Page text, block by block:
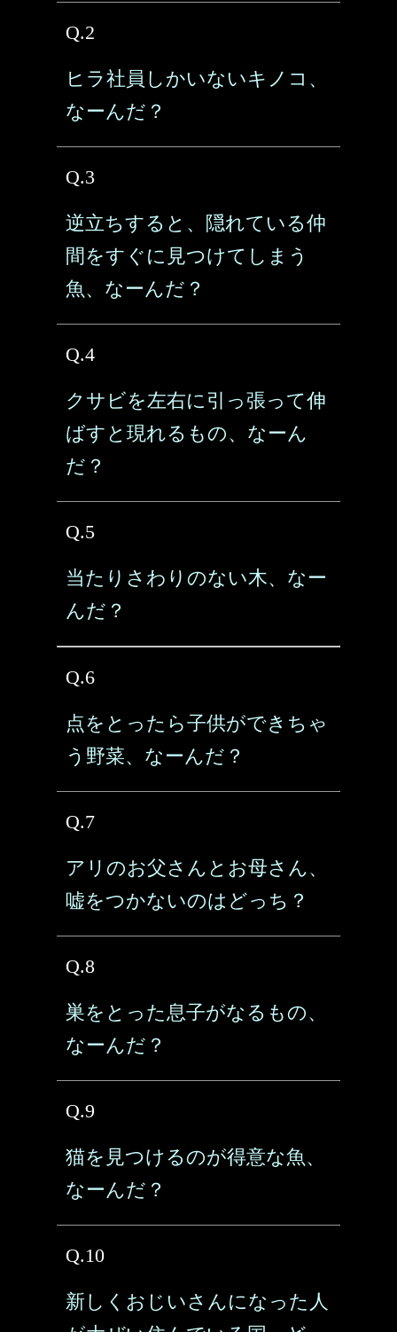
Q.2
ヒラ社員しかいないキノコ、
なーんだ？
Q.3
逆立ちすると、隠れている仲
間をすぐに見つけてしまう
魚、なーんだ？
Q.4
クサビを左右に引っ張って伸
ばすと現れるもの、なーん
だ？
Q.5
当たりさわりのない木、なー
んだ？
Q.6
点をとったら子供ができちゃ
う野菜、なーんだ？
Q.7
アリのお父さんとお母さん、
嘘をつかないのはどっち？
Q.8
巣をとった息子がなるもの、
なーんだ？
Q.9
猫を見つけるのが得意な魚、
なーんだ？
Q.10
新しくおじいさんになった人